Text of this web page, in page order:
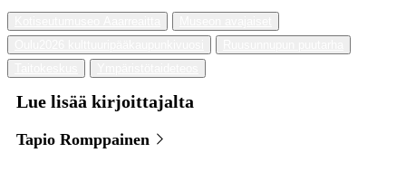
Lue lisää kirjoittajalta
Tapio Romppainen